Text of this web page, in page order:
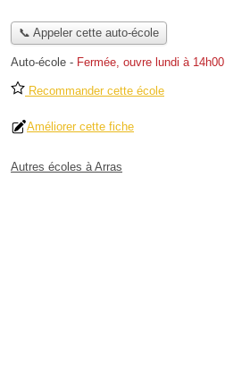
📞 Appeler cette auto-école
Auto-école - Fermée, ouvre lundi à 14h00
Recommander cette école
Améliorer cette fiche
Autres écoles à Arras